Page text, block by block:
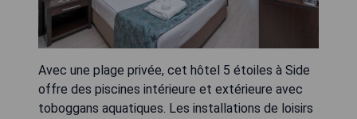
Avec une plage privée, cet hôtel 5 étoiles à Side
offre des piscines intérieure et extérieure avec
toboggans aquatiques. Les installations de loisirs